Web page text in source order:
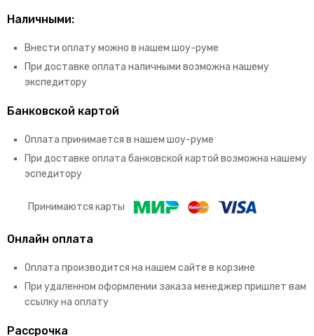
Наличными:
Внести оплату можно в нашем шоу-руме
При доставке оплата наличными возможна нашему
экспедитору
Банковской картой
Оплата принимается в нашем шоу-руме
При доставке оплата банковской картой возможна нашему
эспедитору
Принимаются карты
Онлайн оплата
Оплата производится на нашем сайте в корзине
При удаленном оформлении заказа менеджер пришлет вам
ссылку на оплату
Рассрочка